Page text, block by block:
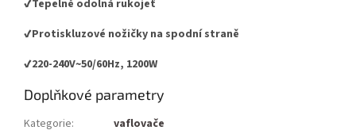
✔️Tepelně odolná rukojeť
✔️Protiskluzové nožičky na spodní straně
✔️220-240V~50/60Hz, 1200W
Doplňkové parametry
Kategorie:
vaflovače